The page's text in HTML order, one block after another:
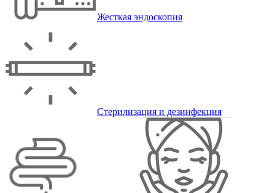
Жесткая эндоскопия
Стерилизация и дезинфекция